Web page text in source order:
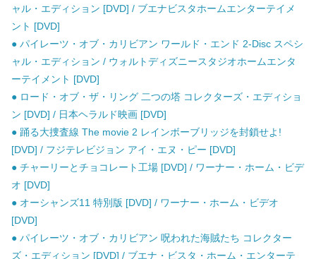
ャル・エディション [DVD] / ブエナビスタホームエンターテイメ
ント [DVD]
● パイレーツ・オブ・カリビアン ワールド・エンド 2-Disc スペシ
ャル・エディション / ウォルトディズニースタジオホームエンタ
ーテイメント [DVD]
● ロード・オブ・ザ・リング 二つの塔 コレクターズ・エディショ
ン [DVD] / 日本ヘラルド映画 [DVD]
● 踊る大捜査線 The movie 2 レインボーブリッジを封鎖せよ!
[DVD] / フジテレビジョン アイ・エヌ・ピー [DVD]
● チャーリーとチョコレート工場 [DVD] / ワーナー・ホーム・ビデ
オ [DVD]
● オーシャンズ11 特別版 [DVD] / ワーナー・ホーム・ビデオ
[DVD]
● パイレーツ・オブ・カリビアン 呪われた海賊たち コレクター
ズ・エディション [DVD] / ブエナ・ビスタ・ホーム・エンターテ